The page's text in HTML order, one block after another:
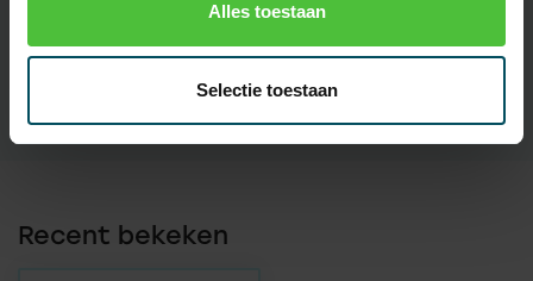
Alles toestaan
Selectie toestaan
Dohner 70x0,8
Materiaal
Recent bekeken